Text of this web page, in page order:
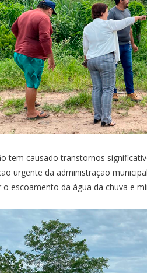
tem causado transtornos
urgente da administração
o escoamento da água da chuva e